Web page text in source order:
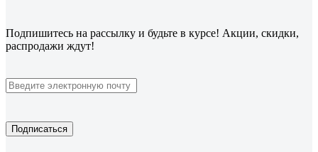
Подпишитесь на рассылку и будьте в курсе! Акции, скидки,
распродажи ждут!
Подписаться